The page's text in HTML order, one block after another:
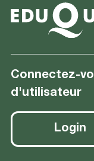
Connectez-
d'utilisateur
Login